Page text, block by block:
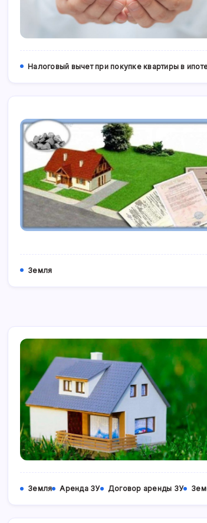
Налоговый вычет при покупке квартиры в
Земля
Земля Аренда ЗУ Договор аренды ЗУ